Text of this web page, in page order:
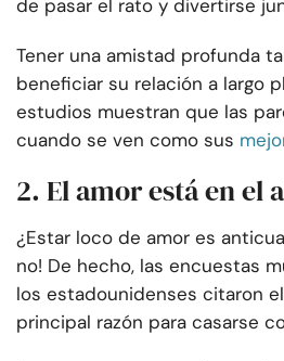
de pasar el rato y divertirse
Tener una amistad profunda
beneficiar su relación a largo
estudios muestran que las
cuando se ven como sus
2. El amor está en el
¿Estar loco de amor es
no! De hecho, las encuestas
los estadounidenses citaron
principal razón para casarse